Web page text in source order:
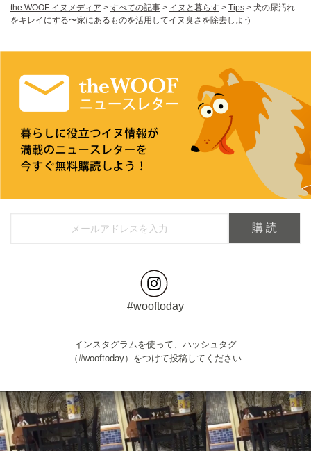
the WOOF イヌメディア > すべての記事 > イヌと暮らす > Tips > 犬の尿汚れ
をキレイにする〜家にあるものを活用してイヌ臭さを除去しよう
#wooftoday
インスタグラムを使って、ハッシュタグ
（#wooftoday）をつけて投稿してください